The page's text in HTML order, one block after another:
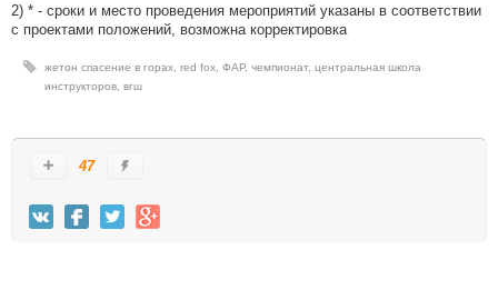
2) * - сроки и место проведения мероприятий указаны в соответствии
с проектами положений, возможна корректировка
жетон спасение в горах red fox ФАР, чемпионат, центральная школа
инструкторов вгш
47